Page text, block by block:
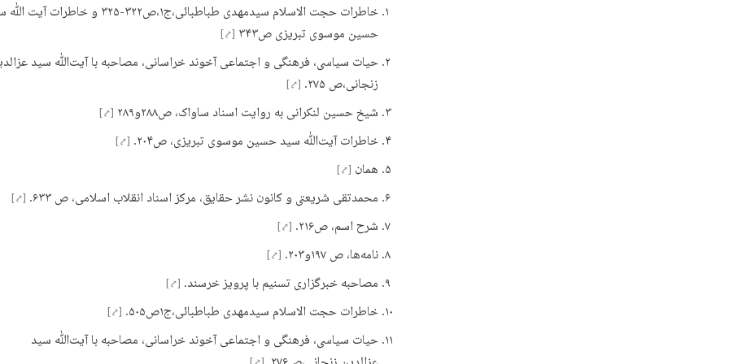
خاطرات حجت الاسلام سیدمهدی طباطبائی،ج۱،ص۳۲۲-۳۲۵ و خاطرات
حسین موسوی تبریزی ص۳۴۳
[⤤]
حیات سیاسی، فرهنگی و اجتماعی آخوند خراسانی، مصاحبه با آیت‌الله سید
زنجانی،ص ۲۷۵.
[⤤]
شیخ حسین لنکرانی به روایت اسناد ساواک، ص۲۸۸و۲۸۹ [⤤]
خاطرات آیت‌الله سید حسین موسوی تبریزی، ص۲۰۴. [⤤]
همان [⤤]
محمدتقی شریعتی و کانون نشر حقایق، مرکز اسناد انقلاب اسلامی، ص ۶۳۳. [⤤]
شرح اسم، ص۲۱۶. [⤤]
نامه‌ها، ص ۱۹۷و۲۰۳. [⤤]
مصاحبه خبرگزاری تسنیم با پرویز خرسند. [⤤]
خاطرات حجت الاسلام سیدمهدی طباطبائی،ج۱ص۵۰۵. [⤤]
حیات سیاسی، فرهنگی و اجتماعی آخوند خراسانی، مصاحبه با آیت‌الله سید